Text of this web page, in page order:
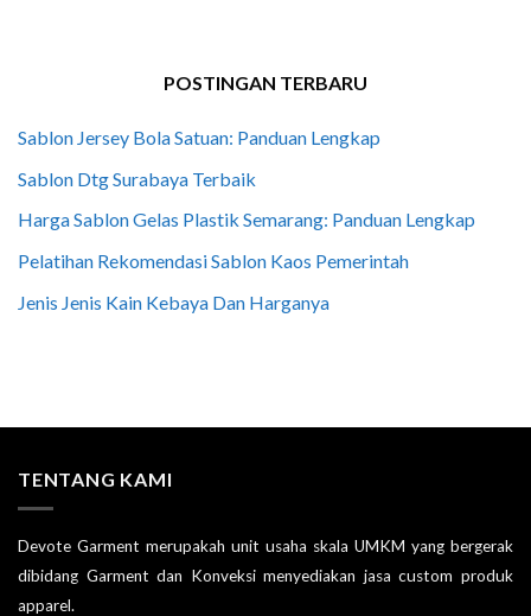
POSTINGAN TERBARU
Sablon Jersey Bola Satuan: Panduan Lengkap
Sablon Dtg Surabaya Terbaik
Harga Sablon Gelas Plastik Semarang: Panduan Lengkap
Pelatihan Rekomendasi Sablon Kaos Pemerintah
Jenis Jenis Kain Kebaya Dan Harganya
TENTANG KAMI
Devote Garment merupakah unit usaha skala UMKM yang bergerak
dibidang Garment dan Konveksi menyediakan jasa custom produk
apparel.